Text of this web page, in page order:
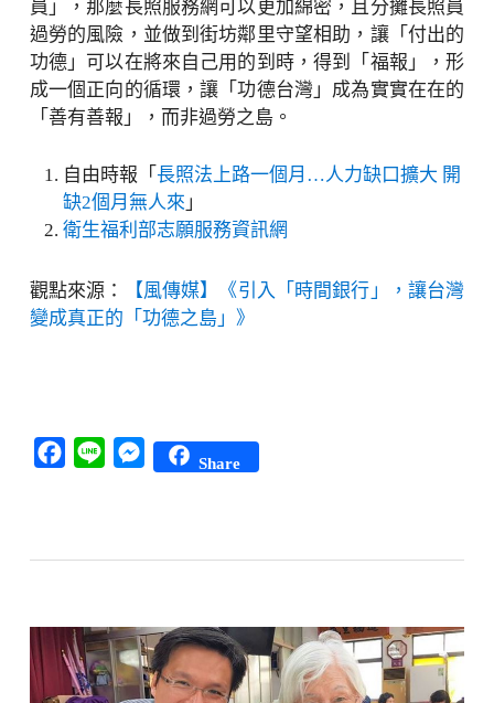
員」，那麼長照服務網可以更加綿密，且分攤長照員
過勞的風險，並做到街坊鄰里守望相助，讓「付出的
功德」可以在將來自己用的到時，得到「福報」，形
成一個正向的循環，讓「功德台灣」成為實實在在的
「善有善報」，而非過勞之島。
自由時報「 長照法上路一個月…人力缺口擴大 開
缺2個月無人來」
衛生福利部志願服務資訊網
觀點來源：
【風傳媒】《引入「時間銀行」，讓台灣
變成真正的「功德之島」》
Facebook
Line Messenger
Share